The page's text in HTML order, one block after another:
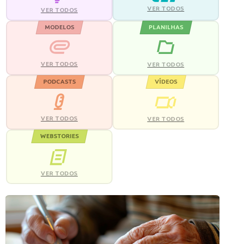
VER TODOS VER TODOS
MODELOS
VER TODOS
PLANILHAS
VER TODOS
PODCASTS
VER TODOS
VÍDEOS
VER TODOS
WEBSTORIES
VER TODOS